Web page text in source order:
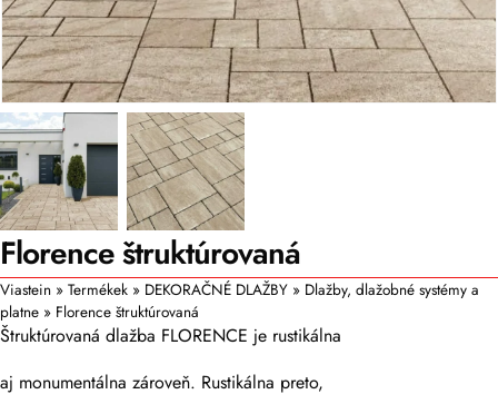
Florence štruktúrovaná
Viastein » Termékek » DEKORAČNÉ DLAŽBY » Dlažby, dlažobné systémy a
platne » Florence štruktúrovaná
Štruktúrovaná dlažba FLORENCE je rustikálna
aj monumentálna zároveň. Rustikálna preto,